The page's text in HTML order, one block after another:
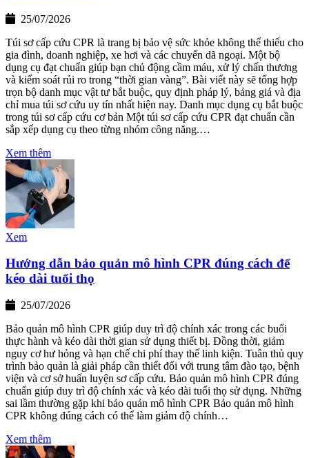
25/07/2026
Túi sơ cấp cứu CPR là trang bị bảo vệ sức khỏe không thể thiếu cho
gia đình, doanh nghiệp, xe hơi và các chuyến dã ngoại. Một bộ
dụng cụ đạt chuẩn giúp bạn chủ động cầm máu, xử lý chấn thương
và kiểm soát rủi ro trong “thời gian vàng”. Bài viết này sẽ tổng hợp
trọn bộ danh mục vật tư bắt buộc, quy định pháp lý, bảng giá và địa
chỉ mua túi sơ cứu uy tín nhất hiện nay. Danh mục dụng cụ bắt buộc
trong túi sơ cấp cứu cơ bản Một túi sơ cấp cứu CPR đạt chuẩn cần
sắp xếp dụng cụ theo từng nhóm công năng.…
Xem thêm
Xem
Hướng dẫn bảo quản mô hình CPR đúng cách để
kéo dài tuổi thọ
25/07/2026
Bảo quản mô hình CPR giúp duy trì độ chính xác trong các buổi
thực hành và kéo dài thời gian sử dụng thiết bị. Đồng thời, giảm
nguy cơ hư hỏng và hạn chế chi phí thay thế linh kiện. Tuân thủ quy
trình bảo quản là giải pháp cần thiết đối với trung tâm đào tạo, bệnh
viện và cơ sở huấn luyện sơ cấp cứu. Bảo quản mô hình CPR đúng
chuẩn giúp duy trì độ chính xác và kéo dài tuổi thọ sử dụng. Những
sai lầm thường gặp khi bảo quản mô hình CPR Bảo quản mô hình
CPR không đúng cách có thể làm giảm độ chính…
Xem thêm